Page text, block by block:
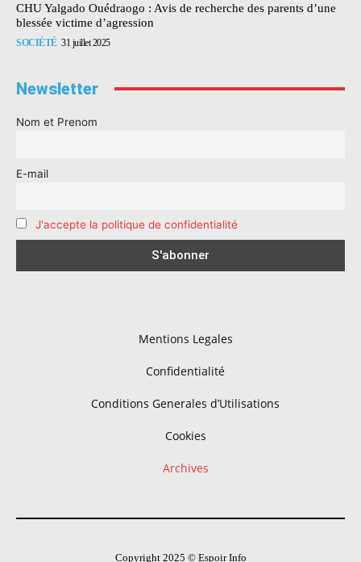
CHU Yalgado Ouédraogo : Avis de recherche des parents d’une
blessée victime d’agression
SOCIÉTÉ 31 juillet 2025
Newsletter
Nom et Prenom
E-mail
J'accepte la politique de confidentialité
Mentions Legales
Confidentialité
Conditions Generales d’Utilisations
Cookies
Archives
Copyright 2025 © Espoir Info